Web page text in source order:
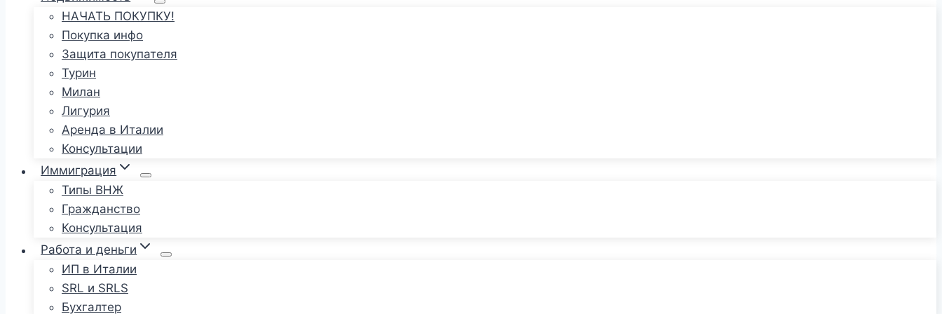
НАЧАТЬ ПОКУПКУ!
Покупка инфо
Защита покупателя
Турин
Милан
Лигурия
Аренда в Италии
Консультации
Иммиграция
Типы ВНЖ
Гражданство
Консультация
Работа и деньги
ИП в Италии
SRL и SRLS
Бухгалтер